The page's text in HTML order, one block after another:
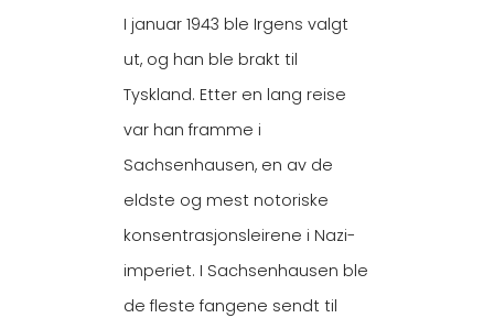
I januar 1943 ble Irgens valgt
ut, og han ble brakt til
Tyskland. Etter en lang reise
var han framme i
Sachsenhausen, en av de
eldste og mest notoriske
konsentrasjonsleirene i Nazi-
imperiet. I Sachsenhausen ble
de fleste fangene sendt til